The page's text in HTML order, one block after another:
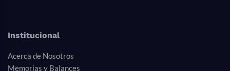
Institucional
Acerca de Nosotros
Memorias y Balances